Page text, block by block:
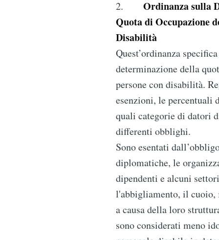
2.Ordinanza sulla
Quota di Occupazione
Disabilità
Quest’ordinanza
determinazione della
persone con disabilità.
esenzioni, le percentuali
quali categorie di datori
differenti obblighi.
Sono esentati
diplomatiche, le
dipendenti e alcuni
l'abbigliamento, il
a causa della loro
sono considerati meno